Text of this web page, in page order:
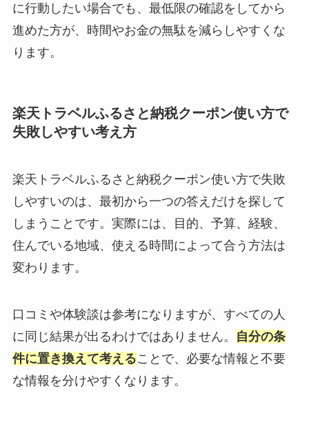
に行動したい場合でも、最低限の確認をしてから
進めた方が、時間やお金の無駄を減らしやすくな
ります。
楽天トラベルふるさと納税クーポン使い方で
失敗しやすい考え方
楽天トラベルふるさと納税クーポン使い方で失敗
しやすいのは、最初から一つの答えだけを探して
しまうことです。実際には、目的、予算、経験、
住んでいる地域、使える時間によって合う方法は
変わります。
口コミや体験談は参考になりますが、すべての人
に同じ結果が出るわけではありません。
自分の条
件に置き換えて考えることで、必要な情報と不要
な情報を分けやすくなります。